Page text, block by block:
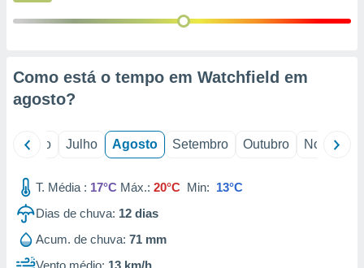
e
de
Como está o tempo em Watchfield em
agosto?
Junho Julho Agosto Setembro Outubro Novembro
T. Média : 17°C Máx.: 20°C Min: 13°C
Dias de chuva: 12 dias
Acum. de chuva: 71 mm
Vento médio: 13 km/h